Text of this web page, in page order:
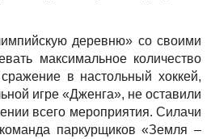
деревню» со своими
максимальное количество
в настольный хоккей,
игре «Дженга», не оставили
всего мероприятия. Силачи
паркурщиков «Земля –